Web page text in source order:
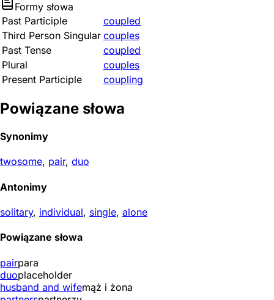
Formy słowa
Past Participle
coupled
Third Person Singular couples
Past Tense
coupled
Plural
couples
Present Participle
coupling
Powiązane słowa
Synonimy
twosome, pair, duo
Antonimy
solitary, individual, single, alone
Powiązane słowa
pairpara
duoplaceholder
husband and wifemąż i żona